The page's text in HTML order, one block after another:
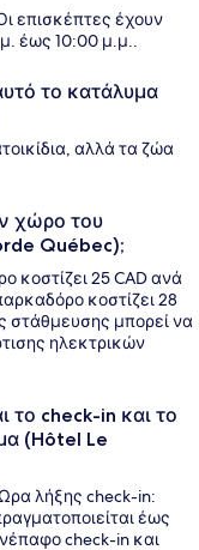
επισκέπτες έχουν
έως 10:00 μ.μ..
το κατάλυμα
αλλά τα ζώα
χώρο του
Québec);
κοστίζει 25 CAD ανά
κοστίζει 28
στάθμευσης μπορεί να
ηλεκτρικών
το check-in και το
(Hôtel Le
λήξης check-in:
έως
check-in και